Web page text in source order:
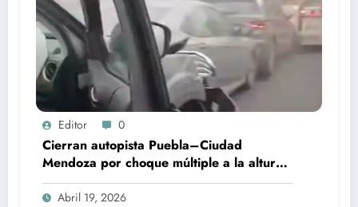
Editor 0
Cierran autopista Puebla–Ciudad
Mendoza por choque múltiple a la altura
de Esperanza
Abril 19, 2026